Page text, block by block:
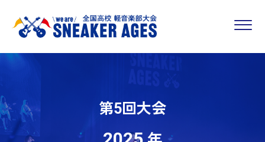
第5回大会